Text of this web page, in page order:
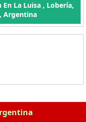
La Luisa , Lobería,
Argentina